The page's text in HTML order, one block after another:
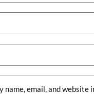
name, email, and website